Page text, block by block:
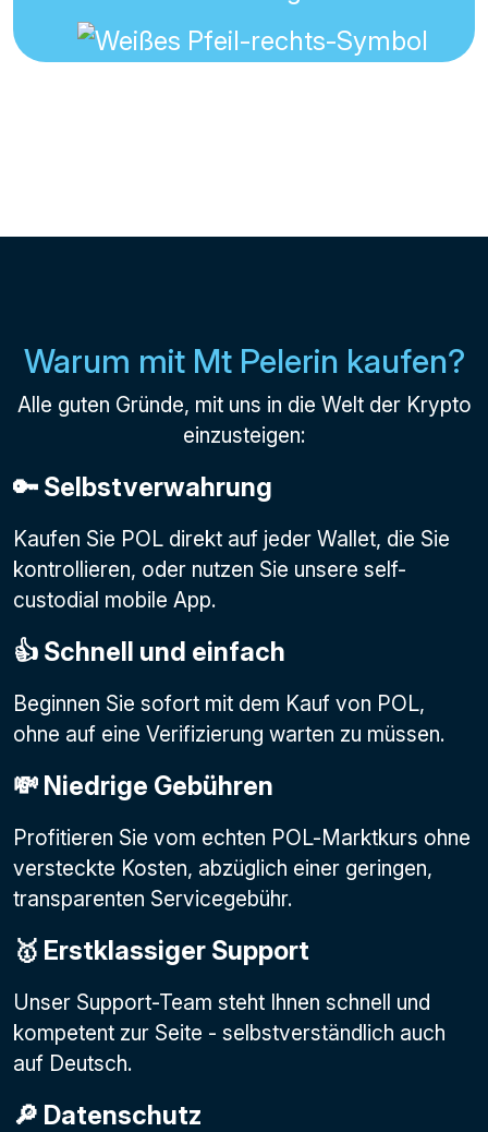
Warum mit Mt Pelerin kaufen?
Alle guten Gründe, mit uns in die Welt der Krypto
einzusteigen:
🔑 Selbstverwahrung
Kaufen Sie POL direkt auf jeder Wallet, die Sie
kontrollieren, oder nutzen Sie unsere self-
custodial mobile App.
👍 Schnell und einfach
Beginnen Sie sofort mit dem Kauf von POL,
ohne auf eine Verifizierung warten zu müssen.
💸 Niedrige Gebühren
Profitieren Sie vom echten POL-Marktkurs ohne
versteckte Kosten, abzüglich einer geringen,
transparenten Servicegebühr.
🥇 Erstklassiger Support
Unser Support-Team steht Ihnen schnell und
kompetent zur Seite - selbstverständlich auch
auf Deutsch.
🔎 Datenschutz